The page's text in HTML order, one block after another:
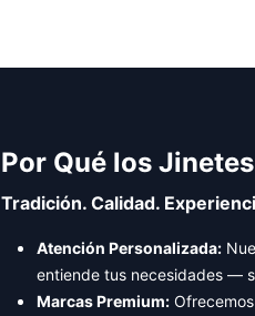
Por Qué los
Tradición. Calidad.
Atención Personalizada:
entiende tus necesidades —
Marcas Premium: